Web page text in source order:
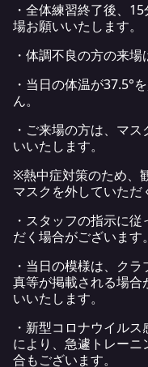
・全体練習終了後、
場お願いいたします。
・体調不良の方の来場
・当日の体温が37.5°
ん。
・ご来場の方は、マ
いいたします。
※熱中症対策のため、
マスクを外していただ
・スタッフの指示に
だく場合がございます。
・当日の模様は、ク
真等が掲載される場
いいたします。
・新型コロナウイル
により、急遽トレー
合もございます。